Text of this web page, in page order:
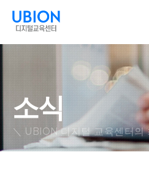
소식
＼ UBION 디지털 교육센터의